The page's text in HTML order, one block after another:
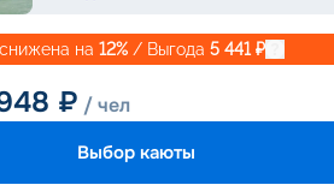
на 12% / Выгода 5 441₽
₽ / чел
Выбор каюты